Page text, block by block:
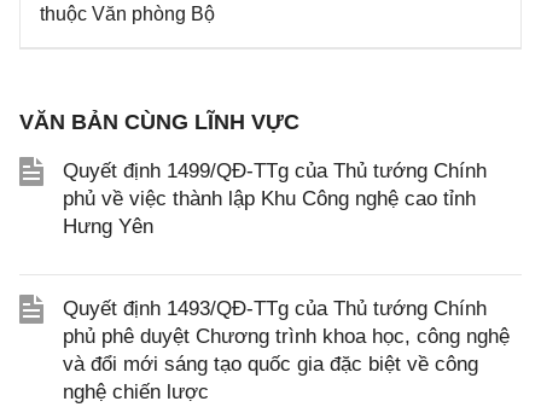
thuộc Văn phòng Bộ
VĂN BẢN CÙNG LĨNH VỰC
Quyết định 1499/QĐ-TTg của Thủ tướng Chính
phủ về việc thành lập Khu Công nghệ cao tỉnh
Hưng Yên
Quyết định 1493/QĐ-TTg của Thủ tướng Chính
phủ phê duyệt Chương trình khoa học, công nghệ
và đổi mới sáng tạo quốc gia đặc biệt về công
nghệ chiến lược